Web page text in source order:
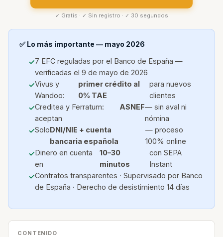
✓ Gratis · ✓ Sin registro · ✓ 30 segundos
✅ Lo más importante — mayo 2026
7 EFC reguladas por el Banco de España —
verificadas el 9 de mayo de 2026
Vivus y
Wandoo:
primer crédito al
0% TAE
para nuevos
clientes
Creditea y Ferratum:
aceptan
ASNEF— sin aval ni
nómina
SoloDNI/NIE + cuenta
bancaria española
— proceso
100% online
Dinero en cuenta
en
10–30
minutos
con SEPA
Instant
Contratos transparentes · Supervisado por Banco
de España · Derecho de desistimiento 14 días
CONTENIDO